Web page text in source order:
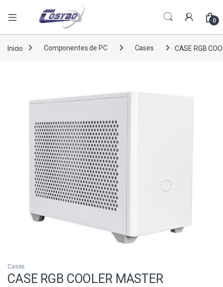
0
Inicio Componentes de PC Cases CASE RGB
Cases
CASE RGB COOLER MASTER